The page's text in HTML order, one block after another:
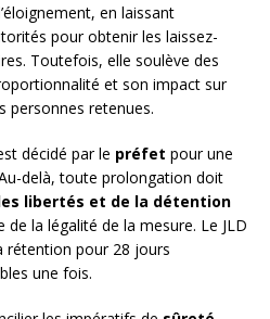
en laissant
pour obtenir les laissez-
Toutefois, elle soulève des
et son impact sur
personnes retenues.
décidé par le préfet pour une
delà, toute prolongation doit
libertés et de la détention
de la légalité de la mesure. Le JLD
rétention pour 28 jours
une fois.